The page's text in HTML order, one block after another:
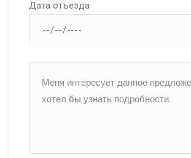
Дата отъезда